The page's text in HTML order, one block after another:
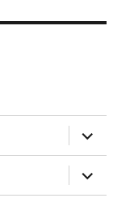
ouvrir
le
sous-
menu
ouvrir
le